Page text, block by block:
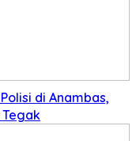
di Anambas,
Tegak